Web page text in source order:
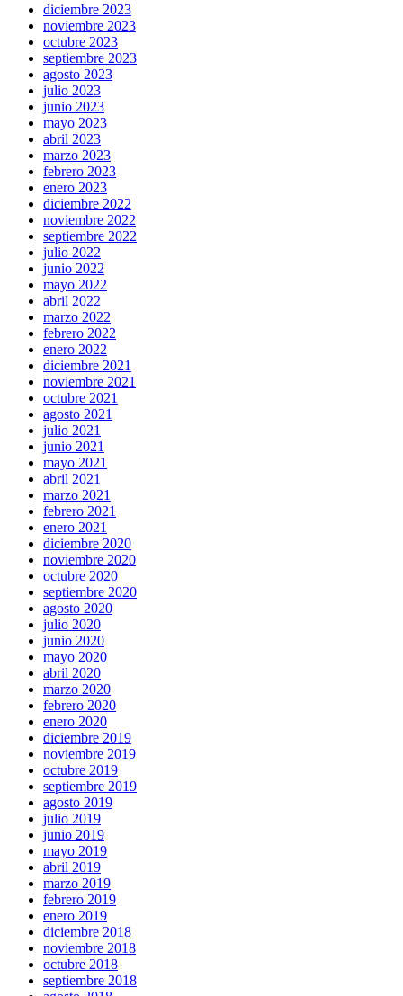
diciembre 2023
noviembre 2023
octubre 2023
septiembre 2023
agosto 2023
julio 2023
junio 2023
mayo 2023
abril 2023
marzo 2023
febrero 2023
enero 2023
diciembre 2022
noviembre 2022
septiembre 2022
julio 2022
junio 2022
mayo 2022
abril 2022
marzo 2022
febrero 2022
enero 2022
diciembre 2021
noviembre 2021
octubre 2021
agosto 2021
julio 2021
junio 2021
mayo 2021
abril 2021
marzo 2021
febrero 2021
enero 2021
diciembre 2020
noviembre 2020
octubre 2020
septiembre 2020
agosto 2020
julio 2020
junio 2020
mayo 2020
abril 2020
marzo 2020
febrero 2020
enero 2020
diciembre 2019
noviembre 2019
octubre 2019
septiembre 2019
agosto 2019
julio 2019
junio 2019
mayo 2019
abril 2019
marzo 2019
febrero 2019
enero 2019
diciembre 2018
noviembre 2018
octubre 2018
septiembre 2018